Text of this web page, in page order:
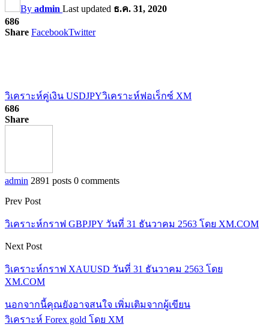
By admin Last updated ธ.ค. 31, 2020
686
Share FacebookTwitter
วิเคราะห์คู่เงิน USDJPYวิเคราะห์ฟอเร็กซ์ XM
686
Share
admin 2891 posts 0 comments
Prev Post
วิเคราะห์กราฟ GBPJPY วันที่ 31 ธันวาคม 2563 โดย XM.COM
Next Post
วิเคราะห์กราฟ XAUUSD วันที่ 31 ธันวาคม 2563 โดย
XM.COM
นอกจากนี้คุณยังอาจสนใจ เพิ่มเติมจากผู้เขียน
วิเคราะห์ Forex gold โดย XM